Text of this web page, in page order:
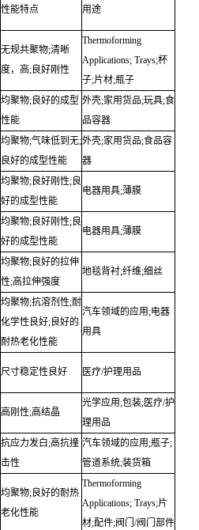
性能特点 用途
无规共聚物;清晰
度，高;良好刚性
Thermoforming
Applications; Trays;杯
子;片材;瓶子
均聚物;良好的成型
性能
外壳;家用货品;玩具;食
品容器
均聚物;气味低到无;
良好的成型性能
外壳;家用货品;食品容
器
均聚物;良好刚性;良
好的成型性能
电器用具;薄膜
均聚物;良好刚性;良
好的成型性能
电器用具;薄膜
均聚物;良好的拉伸
性;高拉伸强度
地毯背衬;纤维;细丝
均聚物;抗溶剂性;耐
化学性良好;良好的
耐热老化性能
汽车领域的应用;电器
用具
尺寸稳定性良好 医疗/护理用品
高刚性;高结晶
光学应用;包装;医疗/护
理用品
抗应力发白;高抗撞
击性
汽车领域的应用;瓶子;
管道系统;装货箱
均聚物;良好的耐热
老化性能
Thermoforming
Applications; Trays;片
材;配件;阀门/阀门部件